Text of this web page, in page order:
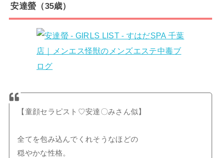
安達螢（35歳）
【童顔セラピスト♡安達〇みさん似】
全てを包み込んでくれそうなほどの
穏やかな性格。